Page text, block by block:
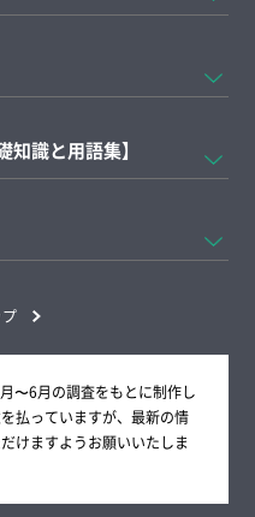
識と用語集】
〜6月の調査をもとに制作し
払っていますが、最新の情
けますようお願いいたしま